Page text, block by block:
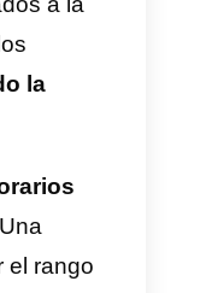
ser
el